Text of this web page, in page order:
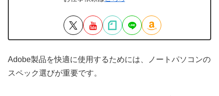
Adobe製品を快適に使用するためには、ノートパソコンの
スペック選びが重要です。